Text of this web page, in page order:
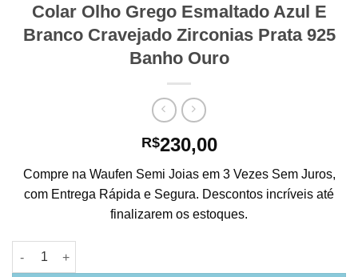
Colar Olho Grego Esmaltado Azul E
Branco Cravejado Zirconias Prata 925
Banho Ouro
R$230,00
Compre na Waufen Semi Joias em 3 Vezes Sem Juros,
com Entrega Rápida e Segura. Descontos incríveis até
finalizarem os estoques.
Colar Olho Grego Esmaltado Azul E Branco Cravejado